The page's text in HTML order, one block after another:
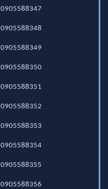
0905588347
0905588348
0905588349
0905588350
0905588351
0905588352
0905588353
0905588354
0905588355
0905588356